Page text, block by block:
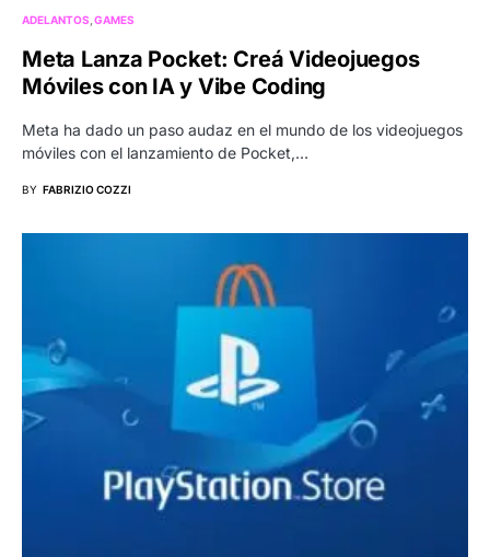
ADELANTOS GAMES
Meta Lanza Pocket: Creá Videojuegos
Móviles con IA y Vibe Coding
Meta ha dado un paso audaz en el mundo de los videojuegos
móviles con el lanzamiento de Pocket,…
BY FABRIZIO COZZI